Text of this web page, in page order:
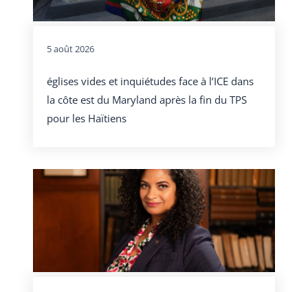
5 août 2026
églises vides et inquiétudes face à l’ICE dans
la côte est du Maryland après la fin du TPS
pour les Haïtiens